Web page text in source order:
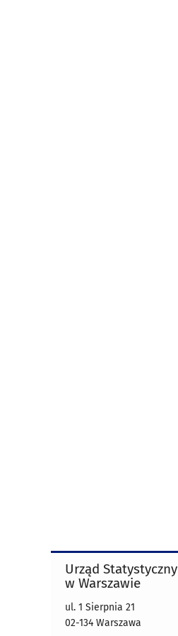
Urząd Statystyczny
w Warszawie
ul. 1 Sierpnia 21
02-134 Warszawa